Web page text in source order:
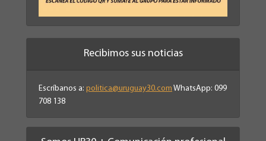
Recibimos sus noticias
Escríbanos a: politica@uruguay30.com WhatsApp: 099
708 138